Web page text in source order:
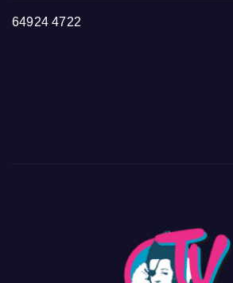
64924 4722